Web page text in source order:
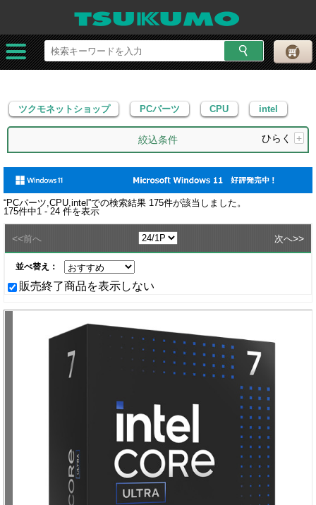
ツクモネットショップ PCパーツ intel
ツクモネットショップ PCパーツ CPU intel
絞込条件 ひらく +
“PCパーツ,CPU,intel”での検索結果 175件が該当しました。
175件中1 - 24 件を表示
<<前へ 次へ>>
並べ替え：
販売終了商品を表示しない